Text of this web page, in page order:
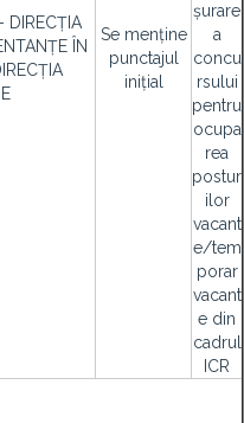
DIRECȚIA
ÎN
Se menține
punctajul
inițial
șurare
a
concu
rsului
pentru
ocupa
rea
postur
ilor
vacant
e/tem
porar
vacant
e din
cadrul
ICR